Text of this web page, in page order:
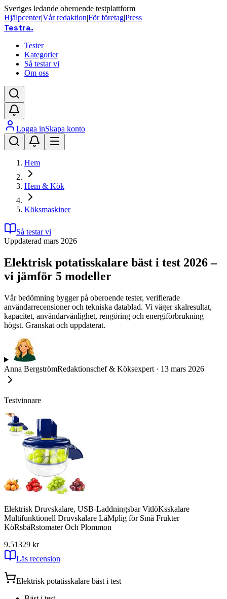
Sveriges ledande oberoende testplattform
Hjälpcenter|Vår redaktion|För företag|Press
Testra.
Tester
Kategorier
Så testar vi
Om oss
Logga inSkapa konto
Hem
Hem & Kök
Köksmaskiner
Så testar vi
Uppdaterad mars 2026
Elektrisk potatisskalare bäst i test 2026 –
vi jämför 5 modeller
Vår bedömning bygger på oberoende tester, verifierade
användarrecensioner och tekniska datablad. Vi väger skalresultat,
kapacitet, användarvänlighet, rengöring och energiförbrukning
högst. Granskat och uppdaterat.
Anna BergströmRedaktionschef & Köksexpert · 13 mars 2026
Testvinnare
Elektrisk Druvskalare, USB-Laddningsbar VitlöKsskalare
Multifunktionell Druvskalare LäMplig för Små Frukter
KöRsbäRstomater Och Plommon
9.51329 kr
Läs recension
Elektrisk potatisskalare bäst i test